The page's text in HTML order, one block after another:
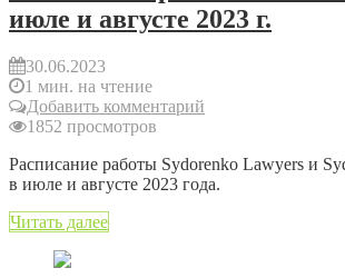
июле и августе 2023 г.
30.06.2023
1 мин. на чтение
Добавить комментарий
1852 просмотров
Расписание работы Sydorenko Lawyers и
в июле и августе 2023 года.
Читать далее